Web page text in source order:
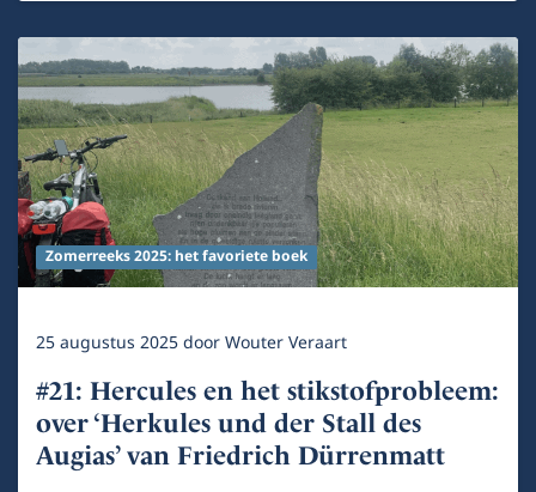
Zomerreeks 2025: het favoriete boek
25 augustus 2025doorWouter Veraart
#21: Hercules en het stikstofprobleem:
over ‘Herkules und der Stall des
Augias’ van Friedrich Dürrenmatt